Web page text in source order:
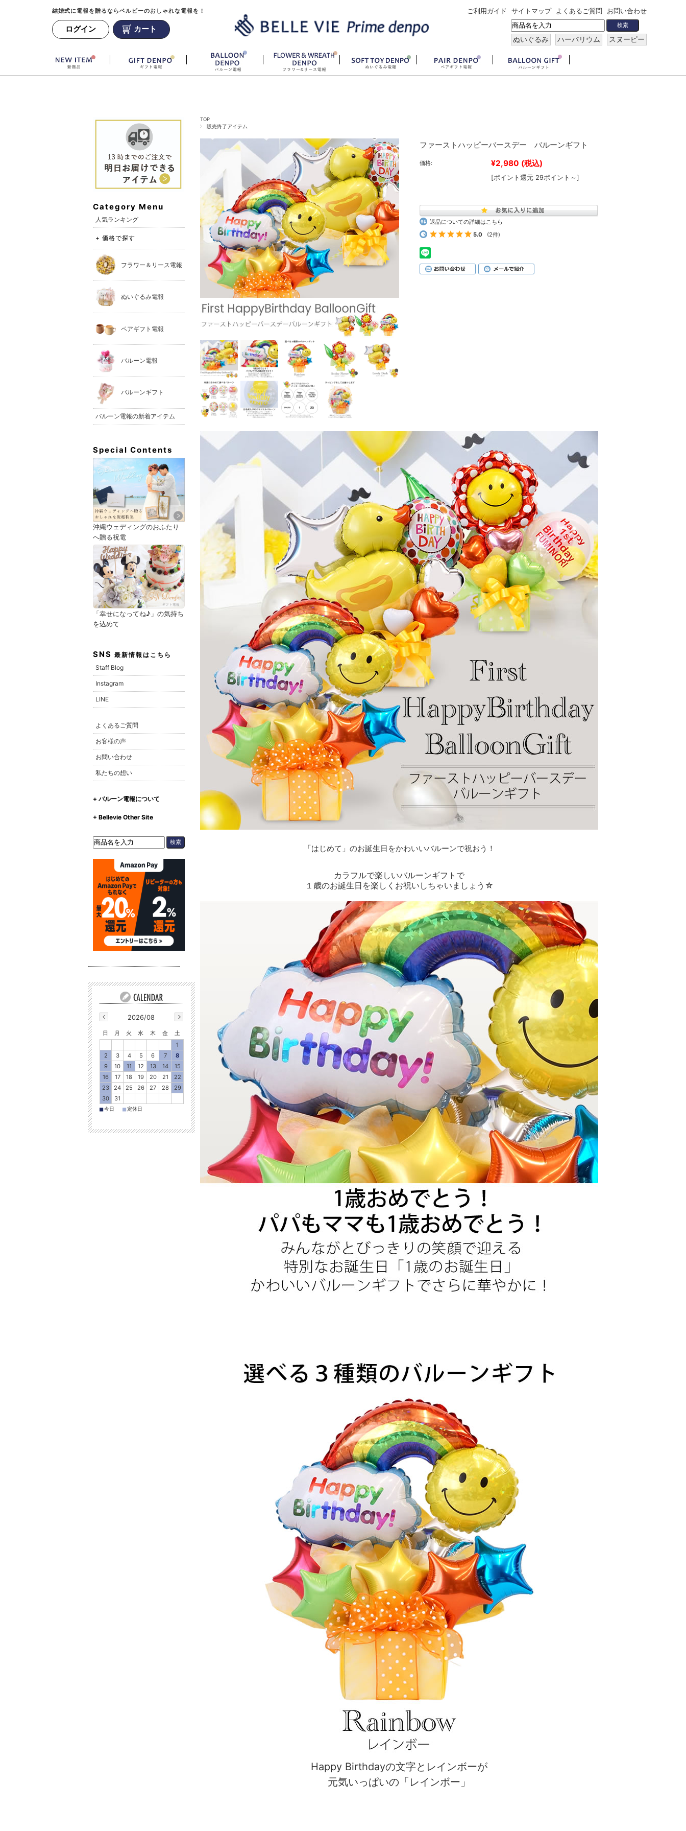
結婚式に電報を贈るならベルビーのおしゃれな電報を！
ログイン カート
ご利用ガイド サイトマップ よくあるご質問 お問い合わせ
ぬいぐるみ ハーバリウム スヌーピー
TOP
販売終了アイテム
ファーストハッピーバースデー バルーンギフト
価格: ¥2,980 (税込)
[ポイント還元 29ポイント～]
返品についての詳細はこちら
5.0
(2件)
「はじめて」のお誕生日をかわいいバルーンで祝おう！
カラフルで楽しいバルーンギフトで
１歳のお誕生日を楽しくお祝いしちゃいましょう☆
Happy Birthdayの文字とレインボーが
元気いっぱいの「レインボー」
Category Menu
人気ランキング
+ 価格で探す
フラワー＆リース電報
ぬいぐるみ電報
ペアギフト電報
バルーン電報
バルーンギフト
バルーン電報の新着アイテム
Special Contents
沖縄ウェディングのおふたり
へ贈る祝電
「幸せになってね♪」の気持ち
を込めて
SNS 最新情報はこちら
Staff Blog
Instagram
LINE
よくあるご質問
お客様の声
お問い合わせ
私たちの想い
+ バルーン電報について
+ Bellevie Other Site
2026/08
日 月 火 水 木 金
土
1
2
3 4 5 6 7
8
9
10 11 12 13 14
15
16
17 18 19 20 21
22
23
24 25 26 27 28
29
30
31
■今日 ■定休日